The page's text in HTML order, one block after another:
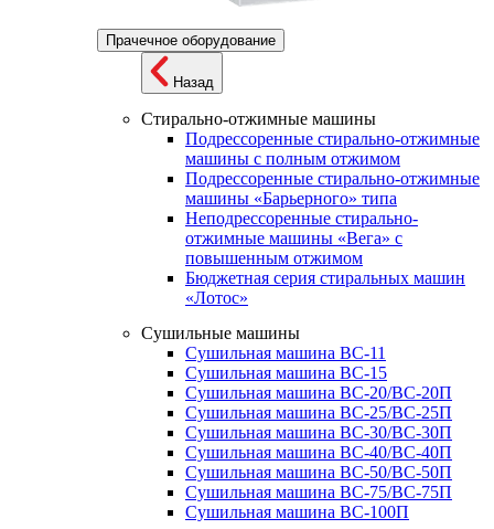
Прачечное оборудование
Назад
Стирально-отжимные машины
Подрессоренные стирально-отжимные
машины с полным отжимом
Подрессоренные стирально-отжимные
машины «Барьерного» типа
Неподрессоренные стирально-
отжимные машины «Вега» с
повышенным отжимом
Бюджетная серия стиральных машин
«Лотос»
Сушильные машины
Сушильная машина ВС-11
Сушильная машина ВС-15
Сушильная машина ВС-20/ВС-20П
Сушильная машина ВС-25/ВС-25П
Сушильная машина ВС-30/ВС-30П
Сушильная машина ВС-40/ВС-40П
Сушильная машина ВС-50/ВС-50П
Сушильная машина ВС-75/ВС-75П
Сушильная машина ВС-100П